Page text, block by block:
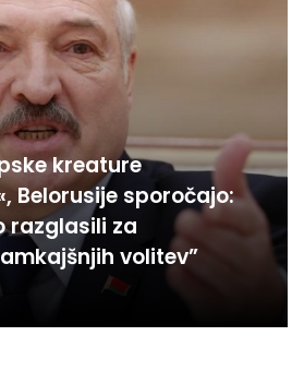
kreature
Belorusije sporočajo:
razglasili za
volitev”